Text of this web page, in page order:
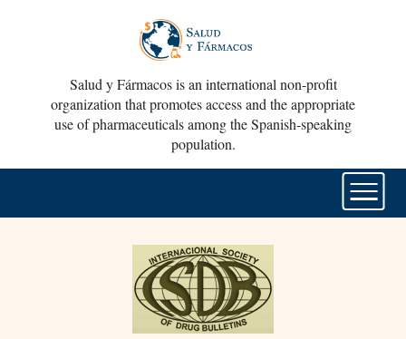
Salud y Fármacos is an international non-profit
organization that promotes access and the appropriate
use of pharmaceuticals among the Spanish-speaking
population.